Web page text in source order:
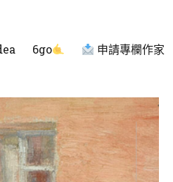
6go 申請專欄作家